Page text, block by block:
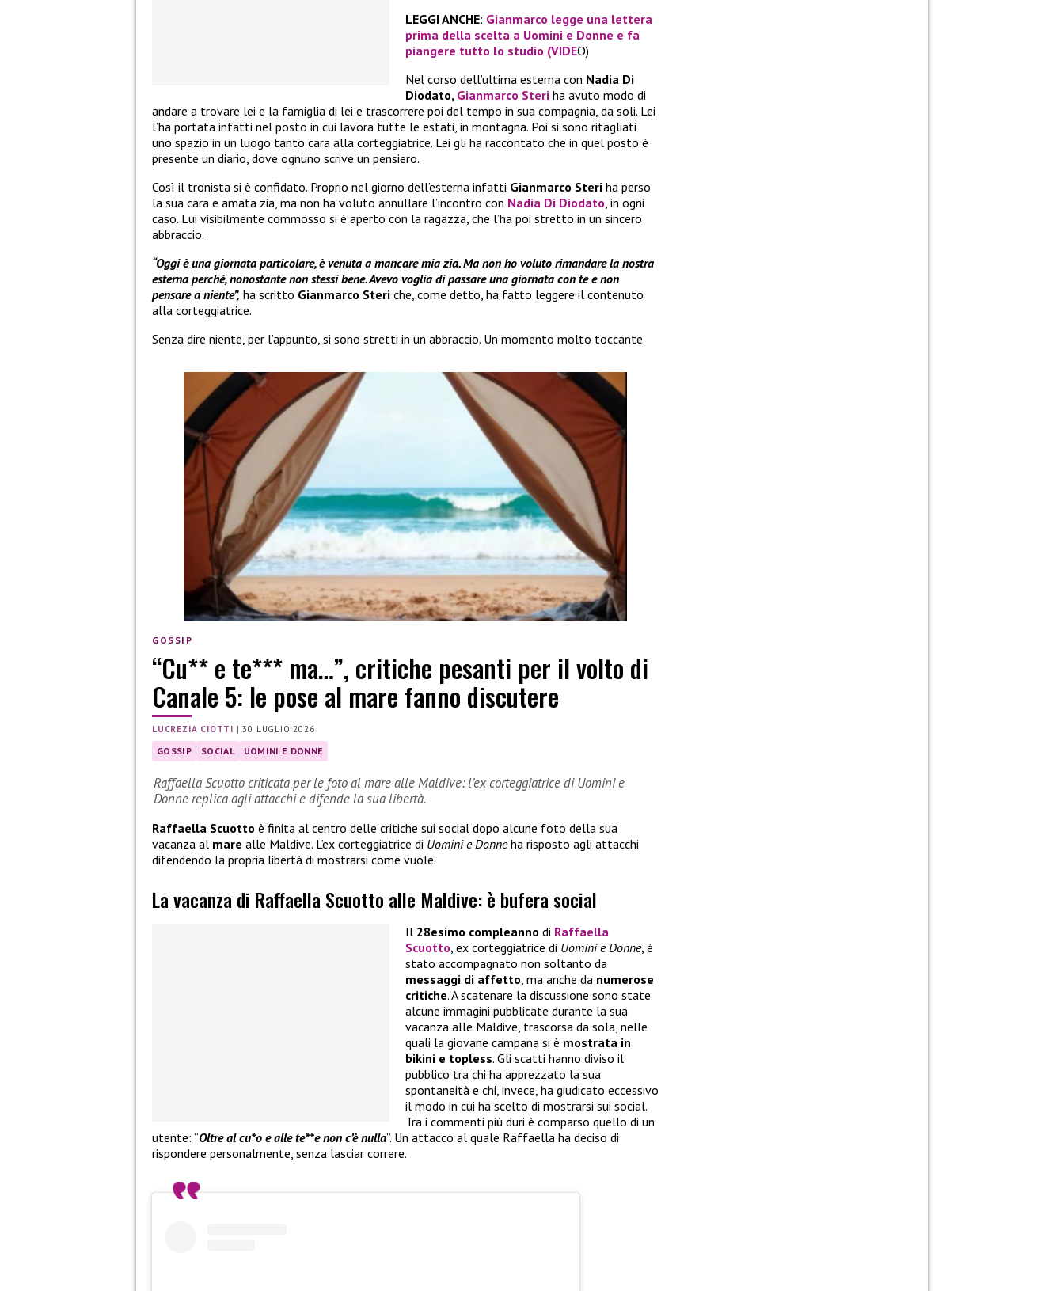
LEGGI ANCHE: Gianmarco legge una lettera
prima della scelta a Uomini e Donne e fa
piangere tutto lo studio (VIDEO)
Nel corso dell’ultima esterna con Nadia Di
Diodato, Gianmarco Steri ha avuto modo di
andare a trovare lei e la famiglia di lei e trascorrere poi del tempo in sua compagnia, da soli. Lei
l’ha portata infatti nel posto in cui lavora tutte le estati, in montagna. Poi si sono ritagliati
uno spazio in un luogo tanto cara alla corteggiatrice. Lei gli ha raccontato che in quel posto è
presente un diario, dove ognuno scrive un pensiero.
Così il tronista si è confidato. Proprio nel giorno dell’esterna infatti Gianmarco Steri ha perso
la sua cara e amata zia, ma non ha voluto annullare l’incontro con Nadia Di Diodato, in ogni
caso. Lui visibilmente commosso si è aperto con la ragazza, che l’ha poi stretto in un sincero
abbraccio.
“Oggi è una giornata particolare, è venuta a mancare mia zia. Ma non ho voluto rimandare la nostra
esterna perché, nonostante non stessi bene. Avevo voglia di passare una giornata con te e non
pensare a niente”, ha scritto Gianmarco Steri che, come detto, ha fatto leggere il contenuto
alla corteggiatrice.
Senza dire niente, per l’appunto, si sono stretti in un abbraccio. Un momento molto toccante.
GOSSIP
“Cu** e te*** ma…”, critiche pesanti per il volto di
Canale 5: le pose al mare fanno discutere
LUCREZIA CIOTTI |30 LUGLIO 2026
GOSSIP SOCIAL UOMINI E DONNE
Raffaella Scuotto criticata per le foto al mare alle Maldive: l’ex corteggiatrice di Uomini e
Donne replica agli attacchi e difende la sua libertà.
Raffaella Scuotto è finita al centro delle critiche sui social dopo alcune foto della sua
vacanza al mare alle Maldive. L’ex corteggiatrice di Uomini e Donneha risposto agli attacchi
difendendo la propria libertà di mostrarsi come vuole.
La vacanza di Raffaella Scuotto alle Maldive: è bufera social
Il 28esimo compleanno di Raffaella
Scuotto, ex corteggiatrice di Uomini e Donne, è
stato accompagnato non soltanto da
messaggi di affetto, ma anche da numerose
critiche. A scatenare la discussione sono state
alcune immagini pubblicate durante la sua
vacanza alle Maldive, trascorsa da sola, nelle
quali la giovane campana si è mostrata in
bikini e topless. Gli scatti hanno diviso il
pubblico tra chi ha apprezzato la sua
spontaneità e chi, invece, ha giudicato eccessivo
il modo in cui ha scelto di mostrarsi sui social.
Tra i commenti più duri è comparso quello di un
utente: “Oltre al cu*o e alle te**e non c’è nulla”. Un attacco al quale Raffaella ha deciso di
rispondere personalmente, senza lasciar correre.